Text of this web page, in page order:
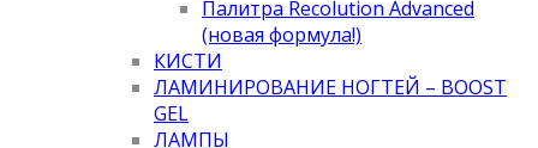
Палитра Recolution Advanced
(новая формула!)
КИСТИ
ЛАМИНИРОВАНИЕ НОГТЕЙ – BOOST
GEL
ЛАМПЫ